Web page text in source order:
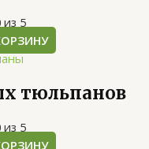
из 5
тюльпанов
из 5